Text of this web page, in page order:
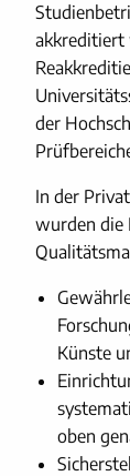
akkreditiert
der
In der
wurden die
Künste
oben